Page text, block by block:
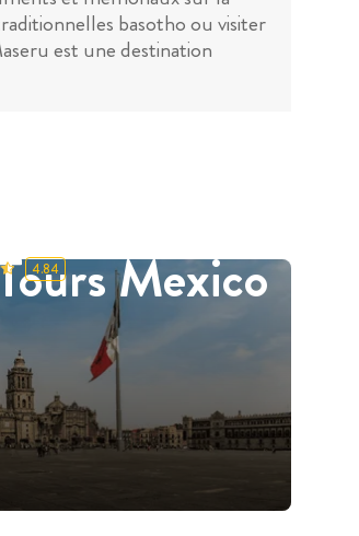
basotho ou visiter
est une destination
Mexico
4.84